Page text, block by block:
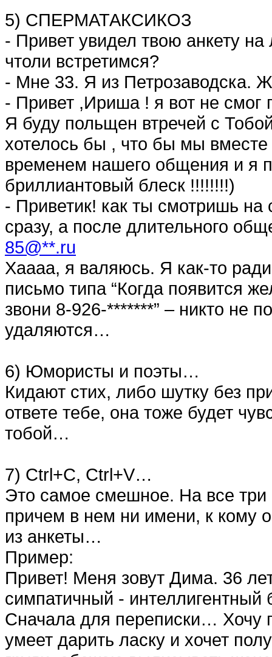
5) СПЕРМАТАКСИКОЗ
- Привет увидел твою анкету
чтоли встретимся?
- Мне 33. Я из Петрозаводска.
- Привет ,Ириша ! я вот не смог
Я буду польщен втречей с
хотелось бы , что бы мы
временем нашего общения и я
бриллиантовый блеск !!!!!!!!)
- Приветик! как ты смотришь на
сразу, а после длительного
85@**.ru
Хаааа, я валяюсь. Я как-то
письмо типа “Когда появится
звони 8-926-*******” – никто
удаляются…
6) Юмористы и поэты…
Кидают стих, либо шутку без
ответе тебе, она тоже будет
тобой…
7) Ctrl+C, Ctrl+V…
Это самое смешное. На все
причем в нем ни имени, к кому
из анкеты…
Пример:
Привет! Меня зовут Дима. 36
симпатичный - интеллигентный
Сначала для переписки… Хочу
умеет дарить ласку и хочет